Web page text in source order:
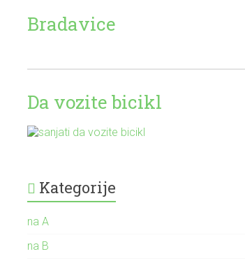
Bradavice
Da vozite bicikl
Kategorije
na A
na B